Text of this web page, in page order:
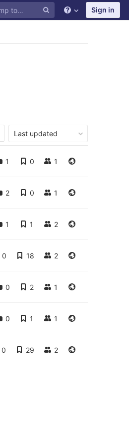
Sign in
Last updated
1 0 1
2 0 1
1 1 2
0 18 2
0 2 1
0 1 1
0 29 2